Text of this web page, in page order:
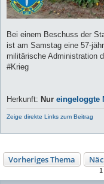
Bei einem Beschuss der
ist am Samstag eine 57-
militärische Administration
#Krieg
Herkunft: Nur eingeloggte
Zeige direkte Links zum Beitrag
Vorheriges Thema